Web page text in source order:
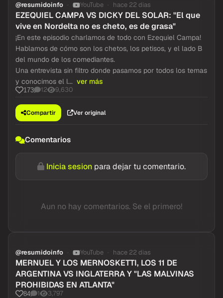
@resumidoinfo YouTube hace 22 dias
EZEQUIEL CAMPA VS DICKY DEL SOLAR: "El que
vive en Nordelta no es cheto, es de grasa"
¡En este episodio charlamos de todo con Ezequiel Campa!
Hablamos de cómo son los chetos, los petisos, y el lado B
del mundo de los comediantes.
Una entrevista sin filtro donde pasamos por todos los temas
y conocimos el l... ver más
173 12 9,630
Compartir Ver original
Comentarios
Inicia sesion para dejar tu comentario.
Aun no hay comentarios. Se el primero!
@resumidoinfo YouTube hace 22 dias
MERNUEL Y LOS MERNOSKETTI, LOS 11 DE
ARGENTINA VS INGLATERRA Y "LAS MALVINAS
PROHIBIDAS EN ATLANTA"
84 1 3,797